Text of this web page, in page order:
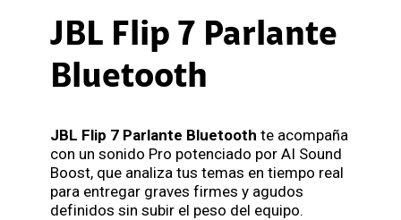
JBL Flip 7 Parlante
Bluetooth
JBL Flip 7 Parlante Bluetooth te acompaña
con un sonido Pro potenciado por AI Sound
Boost, que analiza tus temas en tiempo real
para entregar graves firmes y agudos
definidos sin subir el peso del equipo.